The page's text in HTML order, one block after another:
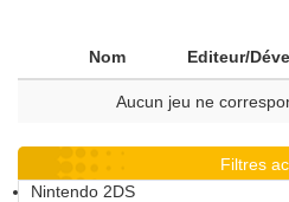
Nom Editeur/
Aucun jeu ne
Filtres
Nintendo 2DS